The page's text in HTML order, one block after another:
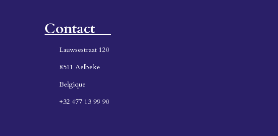
Contact
Lauwsestraat 120
8511 Aelbeke
Belgique
+32 477 13 99 90